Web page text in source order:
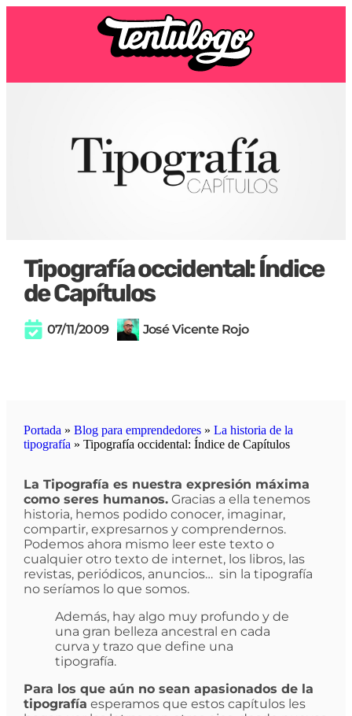
Tipografía occidental: Índice
de Capítulos
07/11/2009 José Vicente Rojo
Portada » Blog para emprendedores» La historia de la
tipografía » Tipografía occidental: Índice de Capítulos
La Tipografía es nuestra expresión máxima
como seres humanos.Gracias a ella tenemos
historia, hemos podido conocer, imaginar,
compartir, expresarnos y comprendernos.
Podemos ahora mismo leer este texto o
cualquier otro texto de internet, los libros, las
revistas, periódicos, anuncios… sin la tipografía
no seríamos lo que somos.
Además, hay algo muy profundo y de
una gran belleza ancestral en cada
curva y trazo que define una
tipografía.
Para los que aún no sean apasionados de la
tipografía esperamos que estos capítulos les